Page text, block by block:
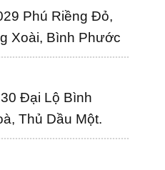
Phú Riềng Đỏ,
Xoài, Bình Phước
Đại Lộ Bình
Thủ Dầu Một.